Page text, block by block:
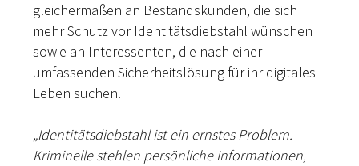
gleichermaßen an Bestandskunden, die sich
mehr Schutz vor Identitätsdiebstahl wünschen
sowie an Interessenten, die nach einer
umfassenden Sicherheitslösung für ihr digitales
Leben suchen.
„Identitätsdiebstahl ist ein ernstes Problem.
Kriminelle stehlen persönliche Informationen,